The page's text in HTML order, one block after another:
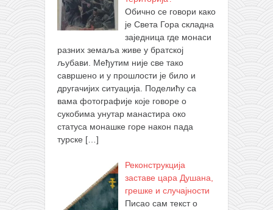
Обично се говори како
је Света Гора складна
заједница где монаси
разних земаља живе у братској
љубави. Међутим није све тако
савршено и у прошлости је било и
другачијих ситуација. Поделићу са
вама фотографије које говоре о
сукобима унутар манастира око
статуса монашке горе након пада
турске […]
Реконструкција
заставе цара Душана,
грешке и случајности
Писао сам текст о